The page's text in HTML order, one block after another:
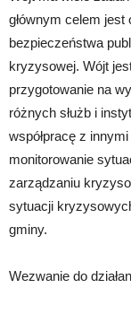
głównym celem
bezpieczeństwa
kryzysowej. Wójt
przygotowanie na
różnych służb i
współpracę z
monitorowanie
zarządzaniu
sytuacji
gminy.
Wezwanie do